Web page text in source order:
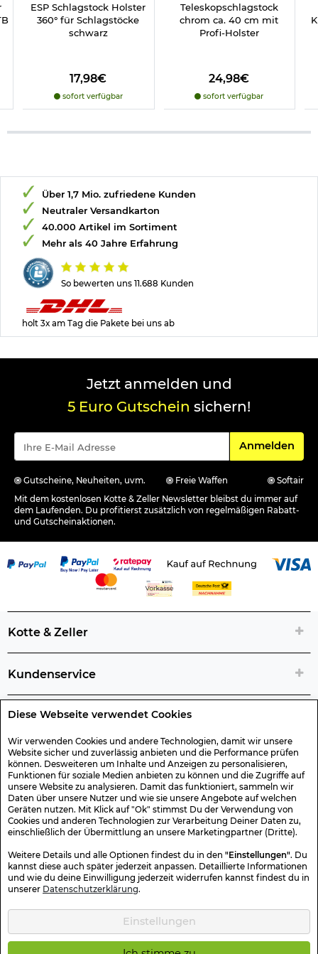
Diese Webseite verwendet Cookies
Wir verwenden Cookies und andere Technologien, damit wir unsere
Website sicher und zuverlässig anbieten und die Performance prüfen
können. Desweiteren um Inhalte und Anzeigen zu personalisieren,
Funktionen für soziale Medien anbieten zu können und die Zugriffe auf
unsere Website zu analysieren. Damit das funktioniert, sammeln wir
Daten über unsere Nutzer und wie sie unsere Angebote auf welchen
Geräten nutzen. Mit Klick auf "Ok" stimmst Du der Verwendung von
Cookies und anderen Technologien zur Verarbeitung Deiner Daten zu,
einschließlich der Übermittlung an unsere Marketingpartner (Dritte).
Weitere Details und alle Optionen findest du in den "Einstellungen". Du
kannst diese auch später jederzeit anpassen. Detaillierte Informationen
und wie du deine Einwilligung jederzeit widerrufen kannst findest du in
unserer Datenschutzerklärung.
Einstellungen
ESP Schlagstock Holster
360° für Schlagstöcke
schwarz
17,98€
sofort verfügbar
Teleskopschlagstock
chrom ca. 40 cm mit
Profi-Holster
24,98€
sofort verfügbar
So bewerten uns 11.688 Kunden
Über 1,7 Mio. zufriedene Kunden
Neutraler Versandkarton
40.000 Artikel im Sortiment
Mehr als 40 Jahre Erfahrung
holt 3x am Tag die Pakete bei uns ab
Jetzt anmelden und
5 Euro Gutschein sichern!
Für den
Anmelden
Gutscheine, Neuheiten, uvm. Freie Waffen
Softair
Mit dem kostenlosen Kotte & Zeller Newsletter bleibst du immer auf
dem Laufenden. Du profitierst zusätzlich von regelmäßigen Rabatt-
und Gutscheinaktionen.
Kotte & Zeller
Kundenservice
Rechtliche Artikelinfos
Geschenk-Gutscheine
Versand & Rücksendung
Sicher Einkaufen
Kotte & Zeller 2026 © Alle Rechte vorbehalten. Die durchgestrichenen
Preise entsprechen dem bisherigen Preis.